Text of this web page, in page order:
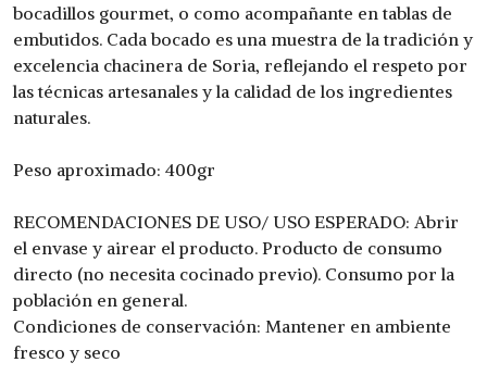
bocadillos gourmet, o como acompañante en tablas de
embutidos. Cada bocado es una muestra de la tradición y
excelencia chacinera de Soria, reflejando el respeto por
las técnicas artesanales y la calidad de los ingredientes
naturales.
Peso aproximado: 400gr
RECOMENDACIONES DE USO/ USO ESPERADO: Abrir
el envase y airear el producto. Producto de consumo
directo (no necesita cocinado previo). Consumo por la
población en general.
Condiciones de conservación: Mantener en ambiente
fresco y seco